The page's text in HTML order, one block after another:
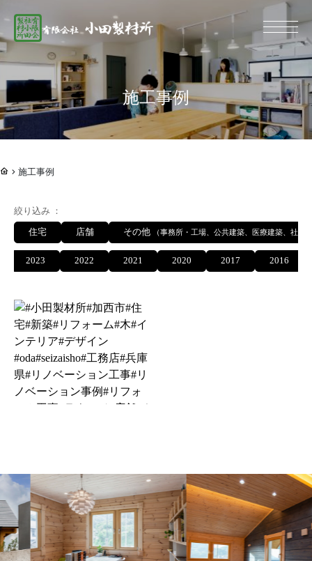
総合建設業 有限
施工事例
施工事例
絞り込み
住宅 店舗 その他 （事務所・工場、公共建築、医療建築、社寺
2023 2022 2021 2020 2017 2016
ラウンジ道様